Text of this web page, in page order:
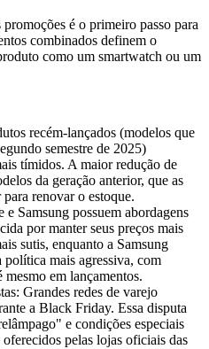
é o primeiro passo para
combinados definem o
como um smartwatch ou um
recém-lançados (modelos que
semestre de 2025)
tímidos. A maior redução de
da geração anterior, que as
renovar o estoque.
Samsung possuem abordagens
por manter seus preços mais
sutis, enquanto a Samsung
política mais agressiva, com
mesmo em lançamentos.
Grandes redes de varejo
a Black Friday. Essa disputa
e condições especiais
pelas lojas oficiais das